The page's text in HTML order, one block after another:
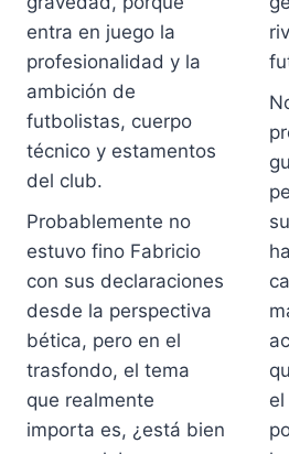
entra en juego la
profesionalidad y la
ambición de
futbolistas, cuerpo
técnico y estamentos
del club.
Probablemente no
estuvo fino Fabricio
con sus declaraciones
desde la perspectiva
bética, pero en el
trasfondo, el tema
que realmente
importa es, ¿está bien